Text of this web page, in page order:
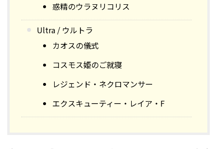
惑精のウラヌリコリス
Ultra / ウルトラ
カオスの儀式
コスモス姫のご就寝
レジェンド・ネクロマンサー
エクスキューティー・レイア・F